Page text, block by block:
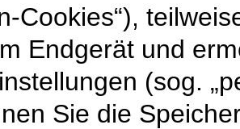
Cookies“),
Endgerät und
(sog.
Sie die